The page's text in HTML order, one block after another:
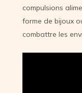
compulsions
forme de bijoux
combattre les